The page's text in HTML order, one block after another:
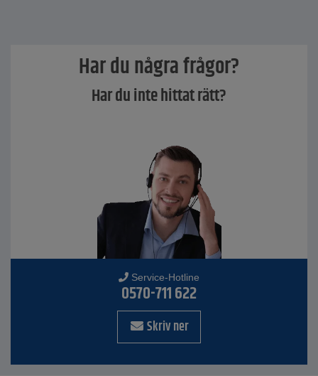
Har du några frågor?
Har du inte hittat rätt?
Service-Hotline
0570-711 622
Skriv ner